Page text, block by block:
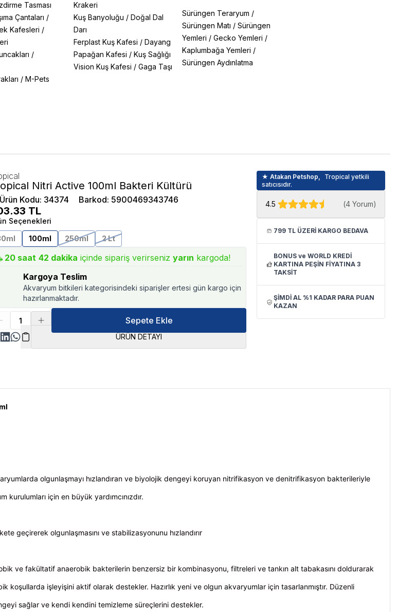
Tasması
Çantaları /
Kafesleri /
/
/M-Pets
Krakeri
Kuş Banyoluğu / Doğal Dal
Darı
Ferplast Kuş Kafesi / Dayang
Papağan Kafesi / Kuş Sağlığı
Vision Kuş Kafesi / Gaga Taşı
Sürüngen Teraryum /
Sürüngen Matı / Sürüngen
Yemleri / Gecko Yemleri /
Kaplumbağa Yemleri /
Sürüngen Aydınlatma
Nitri Active 100ml Bakteri Kültürü
Ürün Kodu: 34374 Barkod: 5900469343746
TL
Seçenekleri
100ml 250ml 2 Lt
20 saat 42 dakika içinde sipariş verirseniz yarın kargoda!
Kargoya Teslim
Akvaryum bitkileri kategorisindeki siparişler ertesi gün kargo için
hazırlanmaktadır.
Sepete Ekle
ÜRÜN DETAYI
★ Atakan Petshop,
Tropical yetkili
satıcısıdır.
4.5 (4 Yorum)
799 TL ÜZERİ KARGO BEDAVA
BONUS ve WORLD KREDİ
KARTINA PEŞİN FİYATINA 3
TAKSİT
ŞİMDİ AL %1 KADAR PARA PUAN
KAZAN
olgunlaşmayı hızlandıran ve biyolojik dengeyi koruyan nitrifikasyon ve denitrifikasyon bakterileriyle
kurulumları için en büyük yardımcınızdır.
geçirerek olgunlaşmasını ve stabilizasyonunu hızlandırır
ve fakültatif anaerobik bakterilerin benzersiz bir kombinasyonu, filtreleri ve tankın alt tabakasını doldurarak
koşullarda işleyişini aktif olarak destekler. Hazırlık yeni ve olgun akvaryumlar için tasarlanmıştır. Düzenli
sağlar ve kendi kendini temizleme süreçlerini destekler.